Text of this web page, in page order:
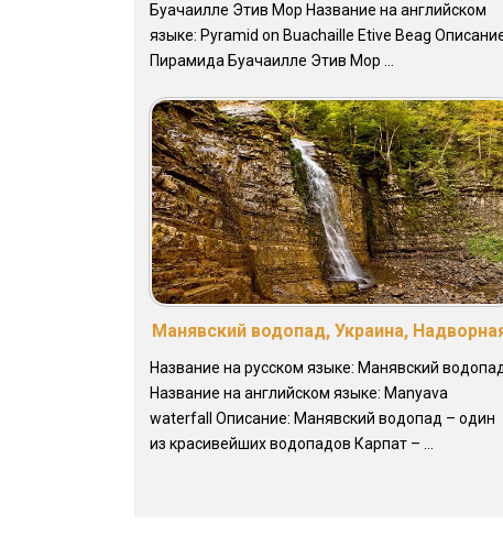
Буачаилле Этив Мор Название на английском
языке: Pyramid on Buachaille Etive Beag
Пирамида Буачаилле Этив Мор ...
Манявский водопад, Украина,
Название на русском языке: Манявский
Название на английском языке: Manyava
waterfall Описание: Манявский водопад – один
из красивейших водопадов Карпат – ...